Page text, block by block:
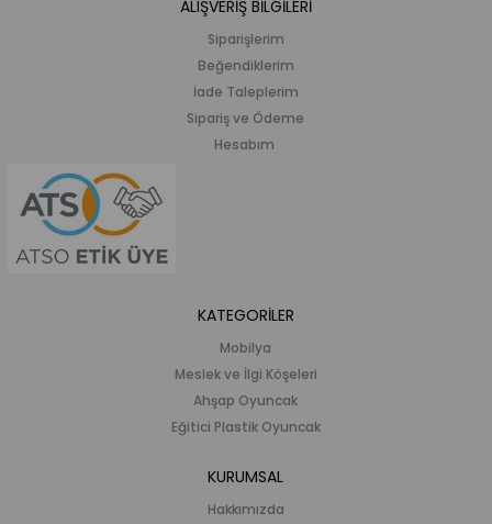
ALIŞVERİŞ BİLGİLERİ
Siparişlerim
Beğendiklerim
İade Taleplerim
Sipariş ve Ödeme
Hesabım
KATEGORİLER
Mobilya
Meslek ve İlgi Köşeleri
Ahşap Oyuncak
Eğitici Plastik Oyuncak
KURUMSAL
Hakkımızda